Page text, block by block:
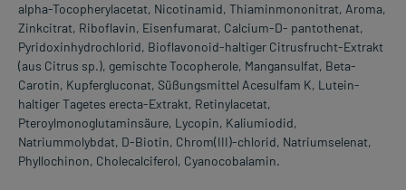
alpha-Tocopherylacetat, Nicotinamid, Thiaminmononitrat, Aroma,
Zinkcitrat, Riboflavin, Eisenfumarat, Calcium-D- pantothenat,
Pyridoxinhydrochlorid, Bioflavonoid-haltiger Citrusfrucht-Extrakt
(aus Citrus sp.), gemischte Tocopherole, Mangansulfat, Beta-
Carotin, Kupfergluconat, Süßungsmittel Acesulfam K, Lutein-
haltiger Tagetes erecta-Extrakt, Retinylacetat,
Pteroylmonoglutaminsäure, Lycopin, Kaliumiodid,
Natriummolybdat, D-Biotin, Chrom(III)-chlorid, Natriumselenat,
Phyllochinon, Cholecalciferol, Cyanocobalamin.